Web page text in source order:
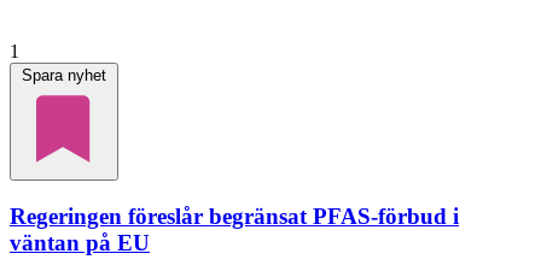
1
Spara nyhet
Regeringen föreslår begränsat PFAS-förbud i
väntan på EU